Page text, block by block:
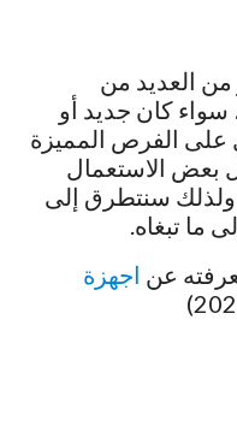
العديد من
سواء كان جديد أو
الفرص المميزة
بعض الاستعمال
ولذلك سنتطرق إلى
ما تبغاه.
عن اجهزة